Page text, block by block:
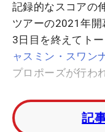
記録的なスコアの
ツアーの2021年開
3日目を終えてト
ャスミン・スワン
プロポーズが行わ
日本ナンバー1 畑
【連続写真】
記